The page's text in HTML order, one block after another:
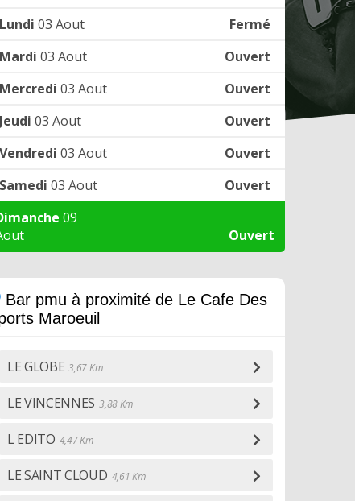
Lundi 03 Aout
Fermé
Mardi 03 Aout
Ouvert
Mercredi 03 Aout
Ouvert
Jeudi 03 Aout
Ouvert
Vendredi 03 Aout
Ouvert
Samedi 03 Aout
Ouvert
09
Ouvert
Bar pmu à proximité de Le Cafe Des
Maroeuil
LE GLOBE 3,67 Km
LE VINCENNES 3,88 Km
L EDITO 4,47 Km
LE SAINT CLOUD 4,61 Km